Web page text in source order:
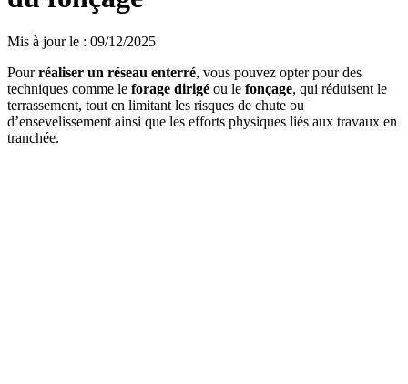
Mis à jour le : 09/12/2025
Pourréaliser un réseau enterré, vous pouvez opter pour des
techniques comme le forage dirigé ou le fonçage, qui réduisent le
terrassement, tout en limitant les risques de chute ou
d’ensevelissement ainsi que les efforts physiques liés aux travaux en
tranchée.